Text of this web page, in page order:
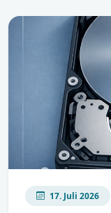
17. Juli 2026